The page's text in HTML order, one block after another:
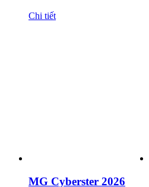
Chi tiết
MG Cyberster 2026